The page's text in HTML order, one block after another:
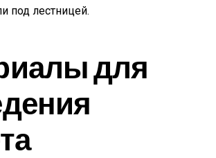
под лестницей.
для